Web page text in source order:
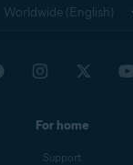
Worldwide (English)
For home
Support